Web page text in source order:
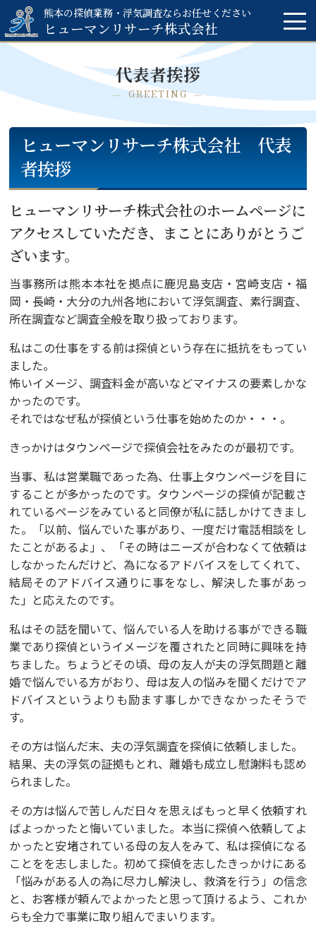
熊本の探偵業務・浮気調査ならお任せください
ヒューマンリサーチ株式会社
代表者挨拶
GREETING
ヒューマンリサーチ株式会社 代表
者挨拶
ヒューマンリサーチ株式会社のホームページに
アクセスしていただき、 まことにありがとうご
ざいます。
当事務所は熊本本社を拠点に鹿児島支店・宮崎支店・福
岡・長崎・大分の九州各地において浮気調査、素行調査、
所在調査など調査全般を取り扱っております。
私はこの仕事をする前は探偵という存在に抵抗をもってい
ました。
怖いイメージ、調査料金が高いなどマイナスの要素しかな
かったのです。
それではなぜ私が探偵という仕事を始めたのか・・・。
きっかけはタウンページで探偵会社をみたのが最初です。
当事、私は営業職であった為、仕事上タウンページを目に
することが多かったのです。タウンページの探偵が記載さ
れているページをみていると同僚が私に話しかけてきまし
た。「以前、悩んでいた事があり、一度だけ電話相談をし
たことがあるよ」、「その時はニーズが合わなくて依頼は
しなかったんだけど、為になるアドバイスをしてくれて、
結局そのアドバイス通りに事をなし、解決した事があっ
た」と応えたのです。
私はその話を聞いて、悩んでいる人を助ける事ができる職
業であり探偵というイメージを覆されたと同時に興味を持
ちました。ちょうどその頃、母の友人が夫の浮気問題と離
婚で悩んでいる方がおり、母は友人の悩みを聞くだけでア
ドバイスというよりも励ます事しかできなかったそうで
す。
その方は悩んだ末、夫の浮気調査を探偵に依頼しました。
結果、夫の浮気の証拠もとれ、離婚も成立し慰謝料も認め
られました。
その方は悩んで苦しんだ日々を思えばもっと早く依頼すれ
ばよっかったと悔いていました。本当に探偵へ依頼してよ
かったと安堵されている母の友人をみて、私は探偵になる
ことをを志しました。初めて探偵を志したきっかけにある
「悩みがある人の為に尽力し解決し、救済を行う」の信念
と、お客様が頼んでよかったと思って頂けるよう、これか
らも全力で事業に取り組んでまいります。